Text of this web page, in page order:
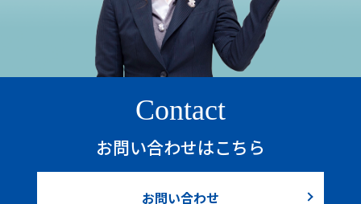
Contact
お問い合わせはこちら
お問い合わせ